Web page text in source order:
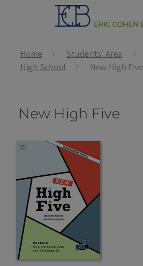
Home
Students’ Area
High School
New High Five
New High Five